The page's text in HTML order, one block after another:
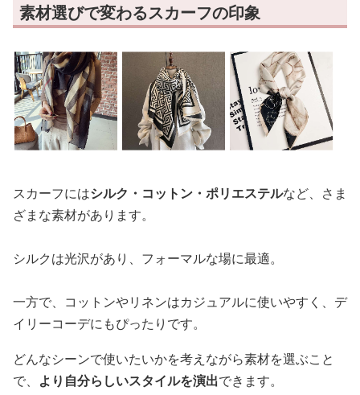
素材選びで変わるスカーフの印象
スカーフにはシルク・コットン・ポリエステルなど、さま
ざまな素材があります。
シルクは光沢があり、フォーマルな場に最適。
一方で、コットンやリネンはカジュアルに使いやすく、デ
イリーコーデにもぴったりです。
どんなシーンで使いたいかを考えながら素材を選ぶこと
で、 より自分らしいスタイルを演出できます。